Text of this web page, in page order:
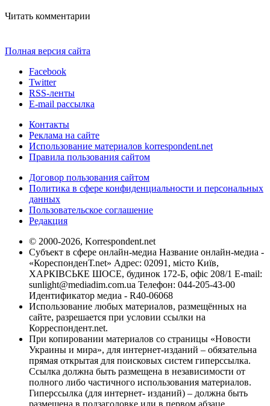
Читать комментарии
Полная версия сайта
Facebook
Twitter
RSS-ленты
E-mail рассылка
Контакты
Реклама на сайте
Использование материалов korrespondent.net
Правила пользования сайтом
Договор пользования сайтом
Политика в сфере конфиденциальности и персональных
данных
Пользовательское соглашение
Редакция
© 2000-2026, Korrespondent.net
Субъект в сфере онлайн-медиа Название онлайн-медиа -
«КореспонденТ.net» Адрес: 02091, місто Київ,
ХАРКІВСЬКЕ ШОСЕ, будинок 172-Б, офіс 208/1 E-mail:
sunlight@mediadim.com.ua Телефон: 044-205-43-00
Идентификатор медиа - R40-06068
Использование любых материалов, размещённых на
сайте, разрешается при условии ссылки на
Корреспондент.net.
При копировании материалов со страницы «Новости
Украины и мира», для интернет-изданий – обязательна
прямая открытая для поисковых систем гиперссылка.
Ссылка должна быть размещена в независимости от
полного либо частичного использования материалов.
Гиперссылка (для интернет- изданий) – должна быть